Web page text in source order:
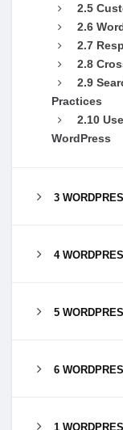
2.5
2.6
2.7
2.8
2.9
Practices
2.10
WordPress
3
4
5
6
1